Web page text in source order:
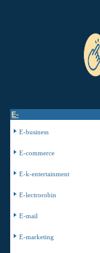
E-
E-business
E-commerce
E-k-entertainment
E-lectrorobin
E-mail
E-marketing